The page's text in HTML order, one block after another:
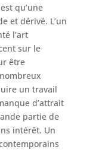
qu’une
et dérivé. L’un
l’art
sur le
être
un travail
d’attrait
partie de
intérêt. Un